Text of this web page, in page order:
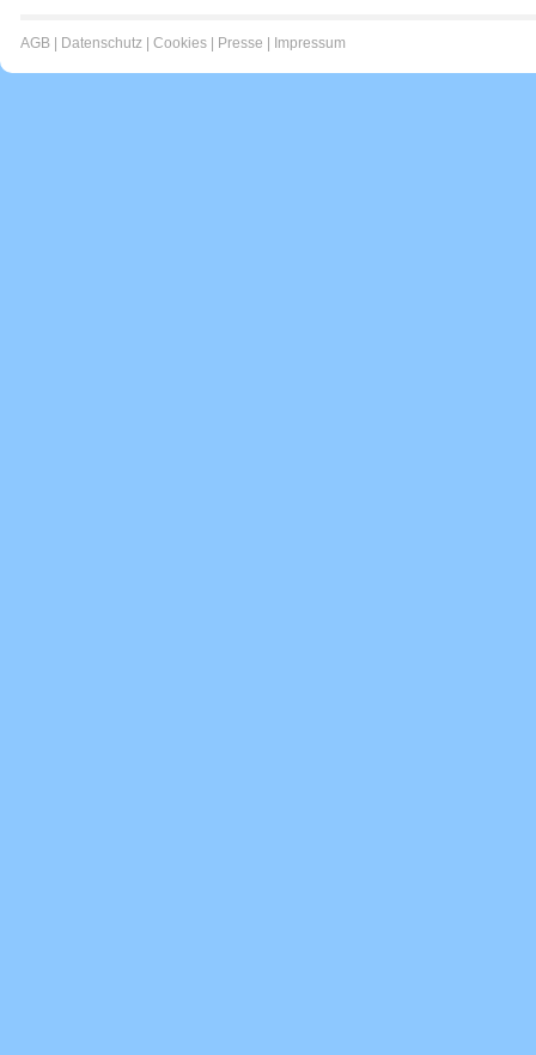
AGB Datenschutz Cookies Presse Impressum